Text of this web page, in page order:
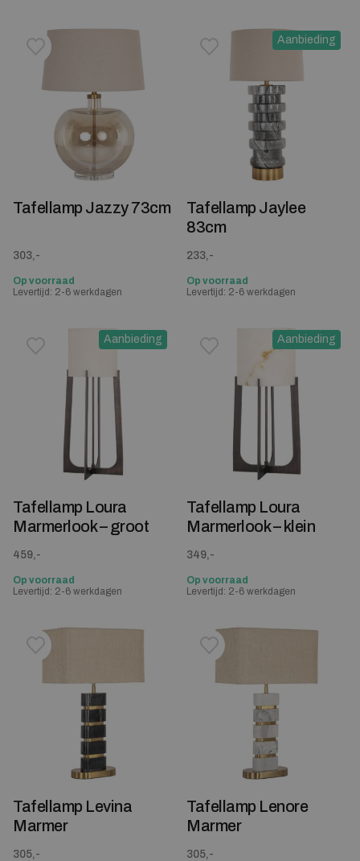
Toevoegen aan verlanglijstje
Verwijderen van verlanglijst
Tafellamp Jazzy 73cm
303,-
Op voorraad
Levertijd: 2-6 werkdagen
Aanbieding
Toevoegen aan
Verwijderen van verlanglijst
Tafellamp Jaylee
83cm
233,-
Op voorraad
Levertijd: 2-6 werkdagen
Aanbieding
Toevoegen aan verlanglijstje
Verwijderen van verlanglijst
Tafellamp Loura
Marmerlook – groot
459,-
Op voorraad
Levertijd: 2-6 werkdagen
Aanbieding
Toevoegen aan
Verwijderen van verlanglijst
Tafellamp Loura
Marmerlook – klein
349,-
Op voorraad
Levertijd: 2-6 werkdagen
Toevoegen aan verlanglijstje
Verwijderen van verlanglijst
Tafellamp Levina
Marmer
305,-
Toevoegen aan
Verwijderen van verlanglijst
Tafellamp Lenore
Marmer
305,-